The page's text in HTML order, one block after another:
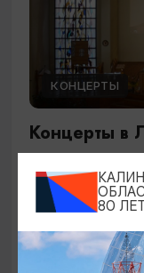
КОНЦЕРТЫ
Концерты в
19.07.2026 -
Калининград,
«Воскресения»
80